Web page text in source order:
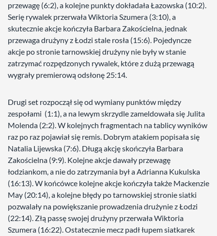
przewagę (6:2), a kolejne punkty dokładała Łazowska (10:2).
Serię rywalek przerwała Wiktoria Szumera (3:10), a
skutecznie akcje kończyła Barbara Zakościelna, jednak
przewaga drużyny z Łodzi stale rosła (15:6). Pojedyncze
akcje po stronie tarnowskiej drużyny nie były w stanie
zatrzymać rozpędzonych rywalek, które z dużą przewagą
wygrały premierową odsłonę 25:14.
Drugi set rozpoczął się od wymiany punktów między
zespołami (1:1), a na lewym skrzydle zameldowała się Julita
Molenda (2:2). W kolejnych fragmentach na tablicy wyników
raz po raz pojawiał się remis. Dobrym atakiem popisała się
Natalia Lijewska (7:6). Długą akcję skończyła Barbara
Zakościelna (9:9). Kolejne akcje dawały przewagę
łodziankom, a nie do zatrzymania był a Adrianna Kukulska
(16:13). W końcówce kolejne akcje kończyła także Mackenzie
May (20:14), a kolejne błędy po tarnowskiej stronie siatki
pozwalały na powiększanie prowadzenia drużynie z Łodzi
(22:14). Złą passę swojej drużyny przerwała Wiktoria
Szumera (16:22). Ostatecznie mecz padł łupem siatkarek